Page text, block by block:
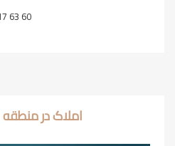
63 60
املاک در